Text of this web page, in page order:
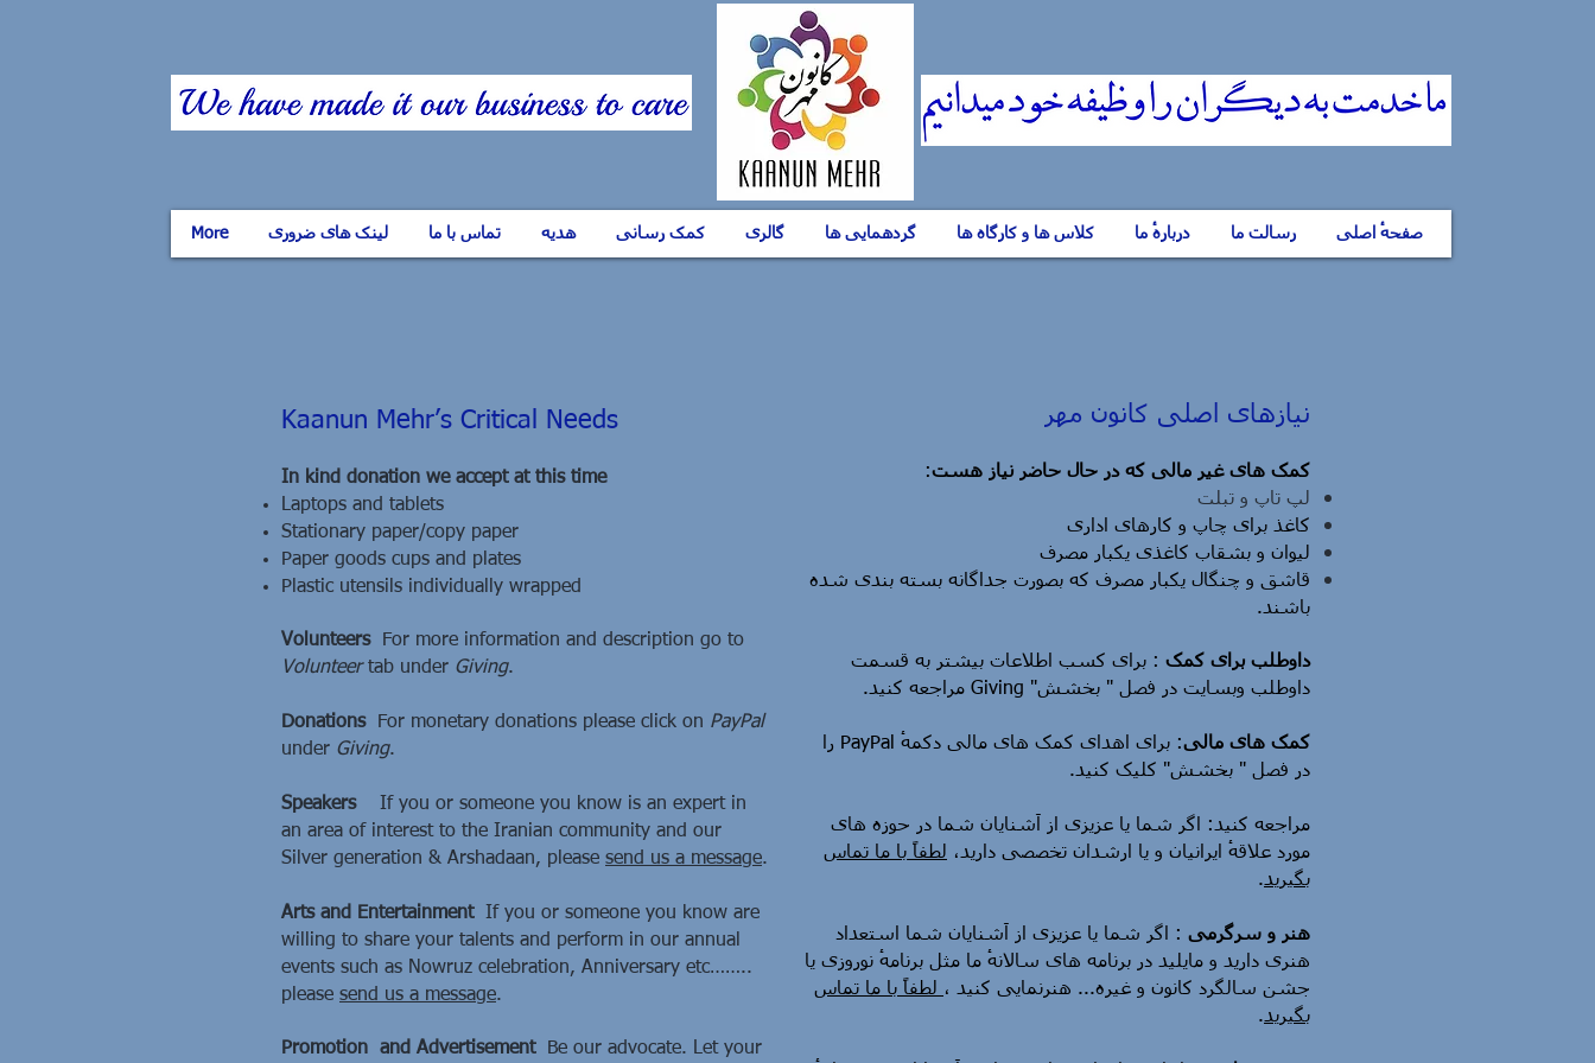
صفحهٔ اصلی رسالت ما دربارهٔ ما کلاس ها و کارگاه ها گردهمایی ها گالری کمک رسانی هدیه تماس با ما لینک های ضروری More
Kaanun Mehr’s Critical Needs
In kind donation we accept at this time
Laptops and tablets
Stationary paper/copy paper
Paper goods cups and plates
Plastic utensils individually wrapped
VolunteersFor more information and description go to
Volunteertab under Giving.
DonationsFor monetary donations please click on PayPal
under Giving.
SpeakersIf you or someone you know is an expert in
an area of interest to the Iranian community and our
Silver generation & Arshadaan, please send us a message.
Arts and Entertainment If you or someone you know are
willing to share your talents and perform in our annual
events such as Nowruz celebration, Anniversary etc……..
please send us a message.
Promotion and AdvertisementBe our advocate. Let your
نیازهای اصلی کانون مهر
کمک های غیر مالی که در حال حاضر نیاز هست:
لپ تاپ و تبلت
کاغذ برای چاپ و کارهای اداری
لیوان و بشقاب کاغذی یکبار مصرف
قاشق و چنگال یکبار مصرف که بصورت جداگانه بسته بندی شده
باشند.
داوطلب برای کمک : برای کسب اطلاعات بیشتر به قسمت
داوطلب وبسایت در فصل " بخشش" Giving مراجعه کنید.
کمک های مالی
: برای اهدای کمک های مالی دکمهٔ PayPal را
در فصل " بخشش" کلیک کنید.
مراجعه کنید: اگر شما یا عزیزی از آشنایان شما در حوزه های
مورد علاقهٔ ایرانیان و یا ارشدان تخصصی دارید، لطفاً با ما تماس
بگیرید.
هنر و سرگرمی : اگر شما یا عزیزی از آشنایان شما استعداد
هنری دارید و مایلید در برنامه های سالانهٔ ما مثل برنامهٔ نوروزی یا
جشن سالگرد کانون و غیره... هنرنمایی کنید ، لطفاً با ما تماس
بگیرید.